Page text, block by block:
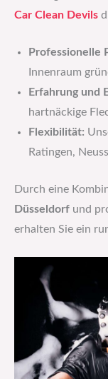
Car Clean Devils
Professionelle
Innenraum
Erfahrung und
hartnäckige
Flexibilität:
Ratingen,
Durch eine
Düsseldorf und
erhalten Sie ein